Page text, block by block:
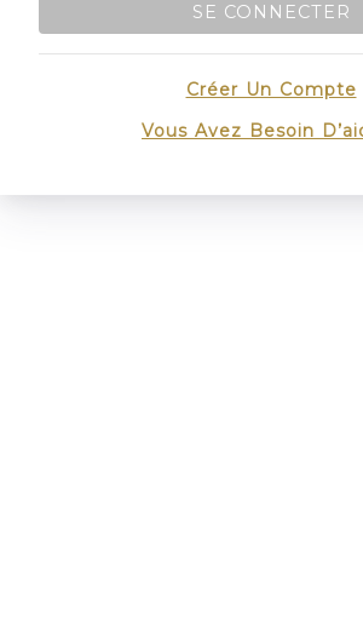
SE CONNECTER
Créer Un Compte
Vous Avez Besoin